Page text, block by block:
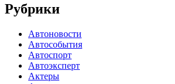
Рубрики
Автоновости
Автособытия
Автоспорт
Автоэксперт
Актеры